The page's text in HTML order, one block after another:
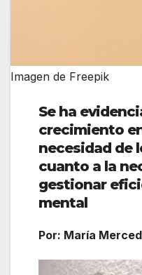
Imagen de Freepik
Se ha
crecimiento
necesidad de
cuanto a la
gestionar
mental
Por: María